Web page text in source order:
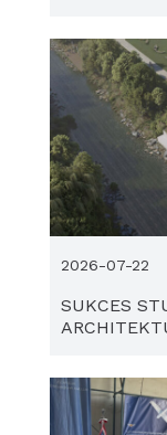
SUKCES
2026-07-22